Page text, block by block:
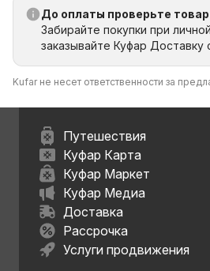
До оплаты проверьте
Забирайте покупки при
заказывайте Куфар
Kufar не несет ответственности за
Путешествия
Куфар Карта
Куфар Маркет
Куфар Медиа
Доставка
Рассрочка
Услуги продвижения